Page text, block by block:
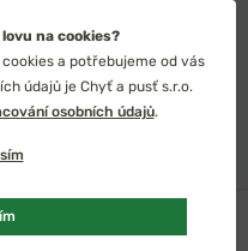
údajů
s.r.o.
Petr Široký
na cookies?
a potřebujeme od vás
údajů je Chyť a pusť s.r.o.
osobních údajů.